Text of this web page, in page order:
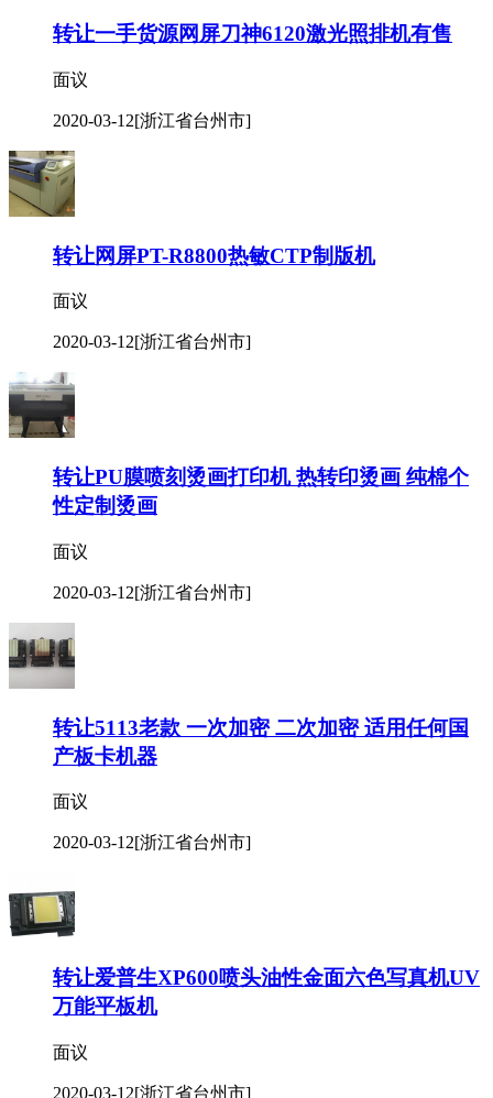
转让一手货源网屏刀神6120激光照排机有售
面议
2020-03-12[浙江省台州市]
转让网屏PT-R8800热敏CTP制版机
面议
2020-03-12[浙江省台州市]
转让PU膜喷刻烫画打印机 热转印烫画 纯棉个
性定制烫画
面议
2020-03-12[浙江省台州市]
转让5113老款 一次加密 二次加密 适用任何国
产板卡机器
面议
2020-03-12[浙江省台州市]
转让爱普生XP600喷头油性金面六色写真机UV
万能平板机
面议
2020-03-12[浙江省台州市]